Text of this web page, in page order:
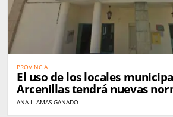
PROVINCIA
El uso de los locales
Arcenillas tendrá nuevas
ANA LLAMAS GANADO